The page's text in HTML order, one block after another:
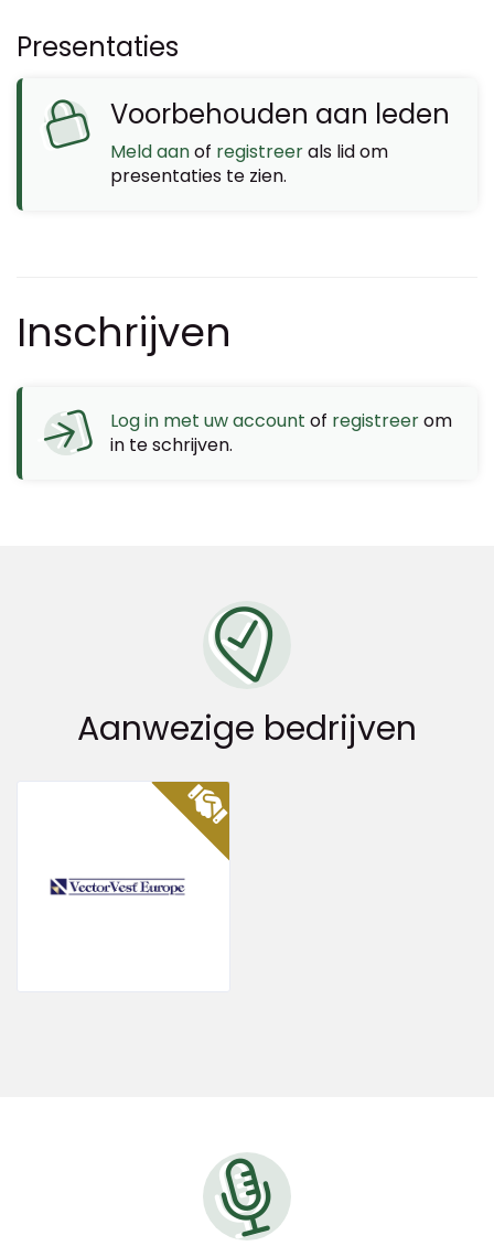
Presentaties
Voorbehouden aan leden
Meld aanof registreerals lid om
presentaties te zien.
Inschrijven
Log in met uw account of registreerom
in te schrijven.
Aanwezige bedrijven